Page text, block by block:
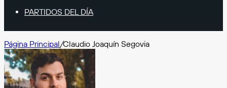
PARTIDOS DEL DÍA
Página Principal/Claudio Joaquín Segovia